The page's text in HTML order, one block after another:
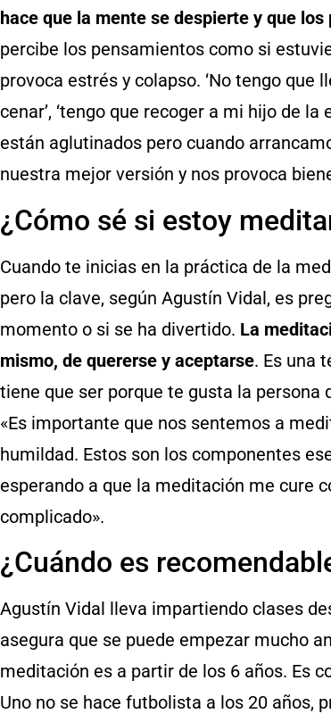
hace que la mente se despierte y que
percibe los pensamientos como si
provoca estrés y colapso. ‘No tengo que
cenar’, ‘tengo que recoger a mi hijo de
están aglutinados pero cuando
nuestra mejor versión y nos provoca
¿Cómo sé si estoy
Cuando te inicias en la práctica de la
pero la clave, según Agustín Vidal, es
momento o si se ha divertido. La
mismo, de quererse y aceptarse. Es una
tiene que ser porque te gusta la persona
«Es importante que nos sentemos a
humildad. Estos son los componentes
esperando a que la meditación me cure
complicado».
¿Cuándo es
Agustín Vidal lleva impartiendo clases
asegura que se puede empezar mucho
meditación es a partir de los 6 años. Es
Uno no se hace futbolista a los 20 años,